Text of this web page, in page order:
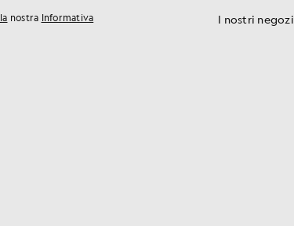
la nostra Informativa
I nostri negozi